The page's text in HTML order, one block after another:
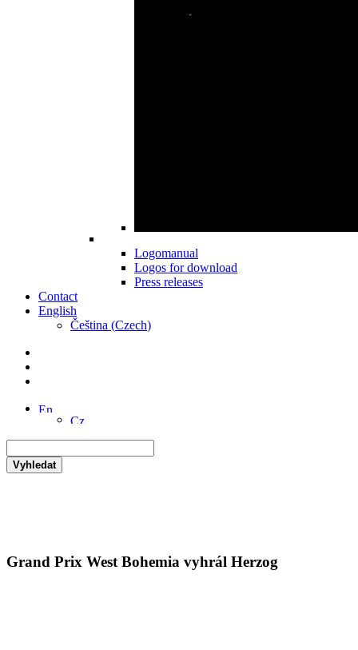
Logomanual
Logos for download
Press releases
Contact
English
Čeština (Czech)
Vyhledat
Grand Prix West Bohemia vyhrál Herzog